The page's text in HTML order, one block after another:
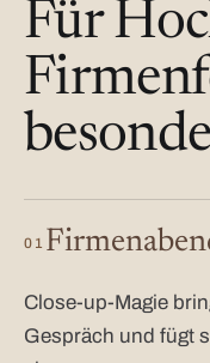
Für
01
Close-up-Magie
Gespräch und fügt